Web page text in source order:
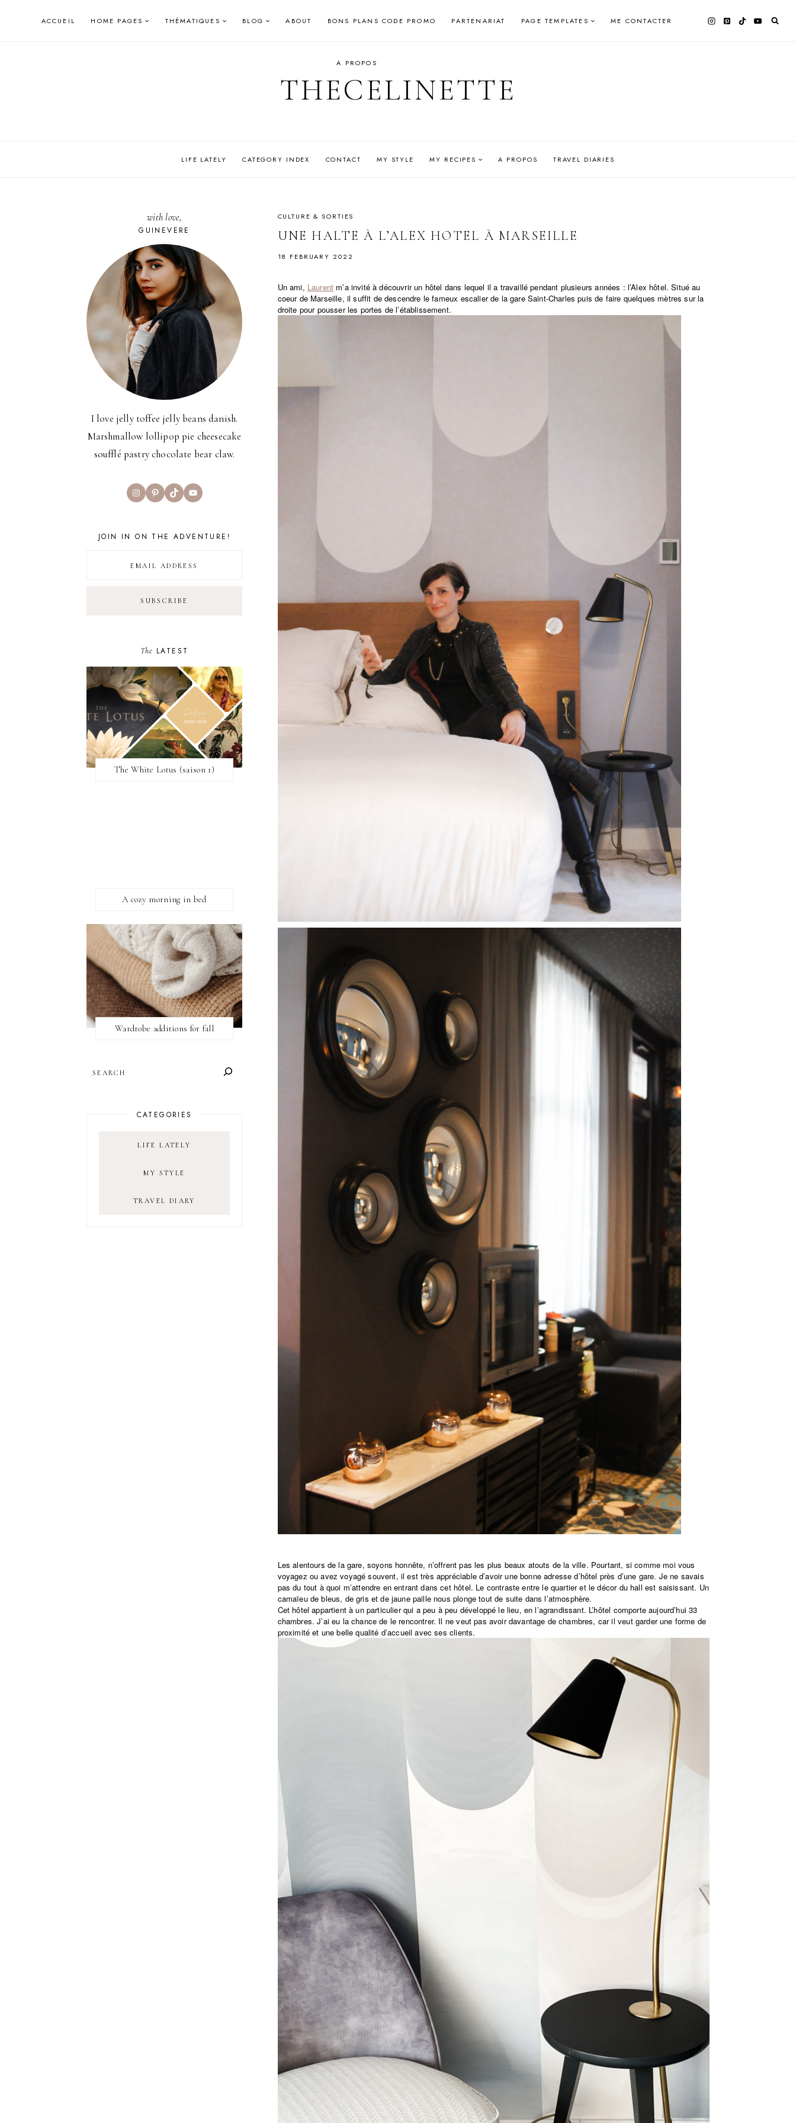
ACCUEIL HOME PAGES THÉMATIQUES BLOG ABOUT BONS PLANS CODE PROMO PARTENARIAT PAGE TEMPLATES ME CONTACTER
A PROPOS
THECELINETTE
LIFE LATELY CATEGORY INDEX CONTACT MY STYLE MY RECIPES A PROPOS TRAVEL DIARIES
CULTURE & SORTIES
UNE HALTE À L’ALEX HOTEL À MARSEILLE
18 FEBRUARY 2022
Un ami, Laurent m’a invité à découvrir un hôtel dans lequel il a travaillé pendant plusieurs années : l’Alex hôtel. Situé au
coeur de Marseille, il suffit de descendre le fameux escalier de la gare Saint-Charles puis de faire quelques mètres sur la
droite pour pousser les portes de l’établissement.
Les alentours de la gare, soyons honnête, n’offrent pas les plus beaux atouts de la ville. Pourtant, si comme moi vous
voyagez ou avez voyagé souvent, il est très appréciable d’avoir une bonne adresse d’hôtel près d’une gare. Je ne savais
pas du tout à quoi m’attendre en entrant dans cet hôtel. Le contraste entre le quartier et le décor du hall est saisissant. Un
camaïeu de bleus, de gris et de jaune paille nous plonge tout de suite dans l’atmosphère.
Cet hôtel appartient à un particulier qui a peu à peu développé le lieu, en l’agrandissant. L’hôtel comporte aujourd’hui 33
chambres. J’ai eu la chance de le rencontrer. Il ne veut pas avoir davantage de chambres, car il veut garder une forme de
proximité et une belle qualité d’accueil avec ses clients.
with love,
GUINEVERE
I love jelly toffee jelly beans danish.
Marshmallow lollipop pie cheesecake
soufflé pastry chocolate bear claw.
InstagramPinterest
TikTokYouTube
JOIN IN ON THE ADVENTURE!
The LATEST
The White Lotus (saison 1)
A cozy morning in bed
Wardrobe additions for fall
CATEGORIES
LIFE LATELY
MY STYLE
TRAVEL DIARY